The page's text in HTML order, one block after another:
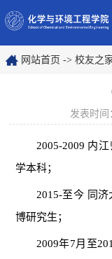
网站首页 -> 校友之
发表时间
2005-2009 内江
学本科；
2015-至今 同济
博研究生；
2009年7月至